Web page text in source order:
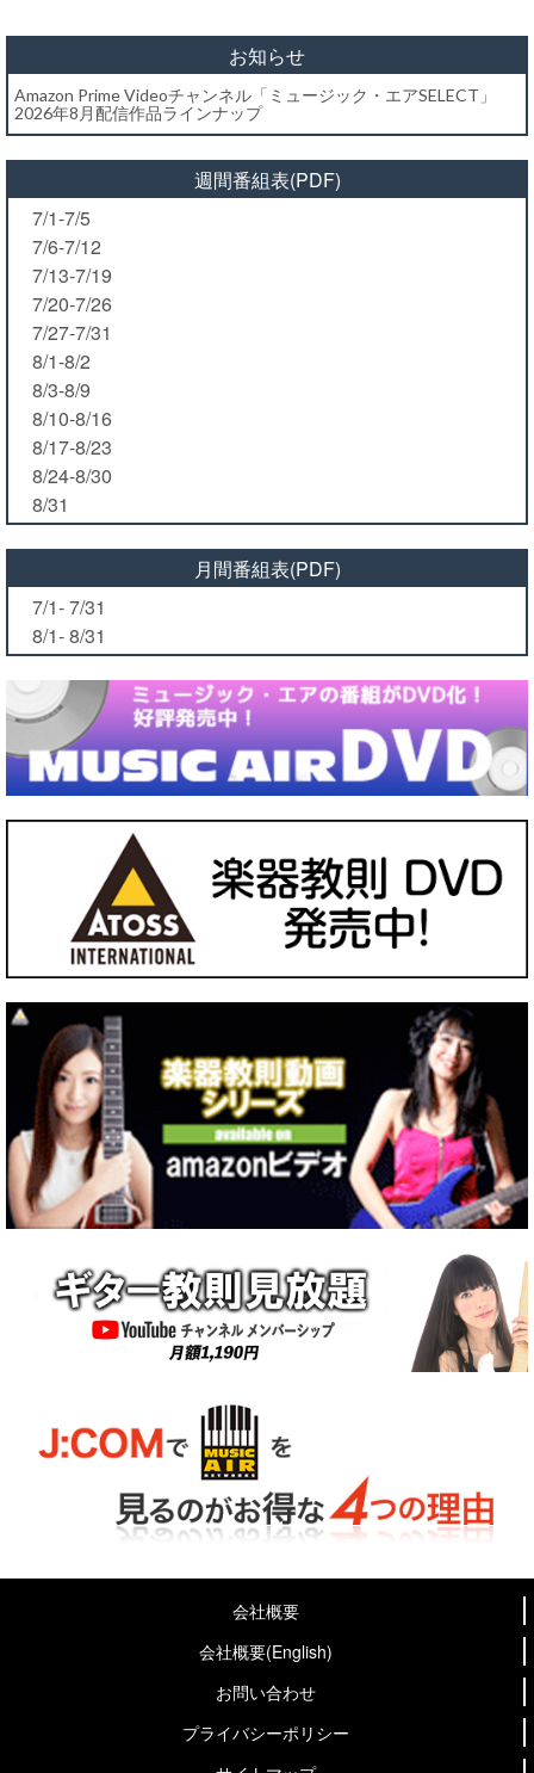
お知らせ
Amazon Prime Videoチャンネル「ミュージック・エアSELECT」
2026年8月配信作品ラインナップ
週間番組表(PDF)
7/1-7/5
7/6-7/12
7/13-7/19
7/20-7/26
7/27-7/31
8/1-8/2
8/3-8/9
8/10-8/16
8/17-8/23
8/24-8/30
8/31
月間番組表(PDF)
7/1- 7/31
8/1- 8/31
会社概要
会社概要(English)
お問い合わせ
プライバシーポリシー